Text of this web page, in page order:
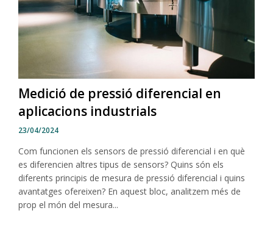
Medició de pressió diferencial en
aplicacions industrials
23/04/2024
Com funcionen els sensors de pressió diferencial i en què
es diferencien altres tipus de sensors? Quins són els
diferents principis de mesura de pressió diferencial i quins
avantatges ofereixen? En aquest bloc, analitzem més de
prop el món del mesura...